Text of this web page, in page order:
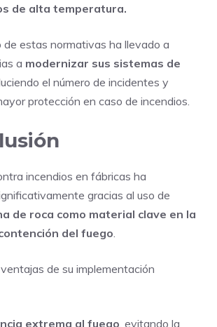
de alta temperatura.
de estas normativas ha llevado a
a modernizar sus sistemas de
el número de incidentes y
protección en caso de incendios.
incendios en fábricas ha
gracias al uso de
de roca como material clave en la
del fuego
de su implementación
extrema al fuego , evitando la